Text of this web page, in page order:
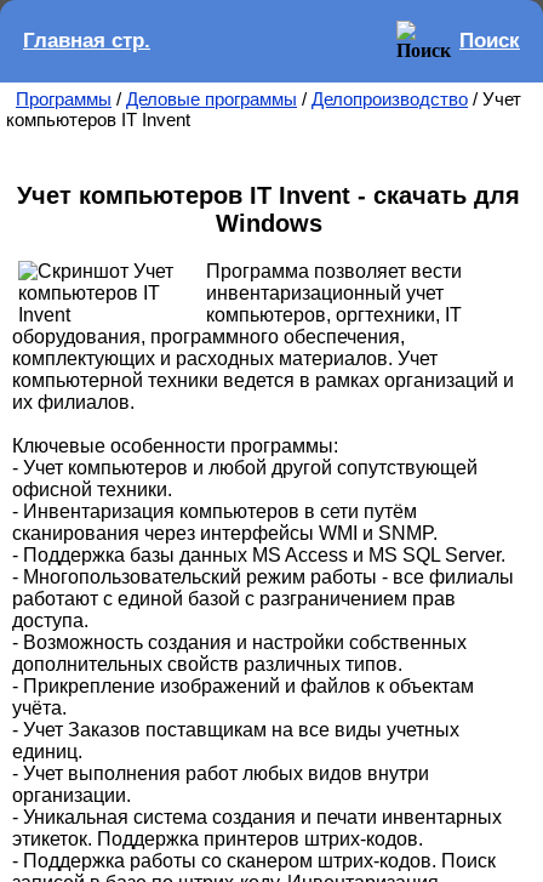
Главная стр. Поиск
Программы / Деловые программы / Делопроизводство / Учет
компьютеров IT Invent
Учет компьютеров IT Invent - скачать для
Windows
Программа позволяет вести
инвентаризационный учет
компьютеров, оргтехники, IT
оборудования, программного обеспечения,
комплектующих и расходных материалов. Учет
компьютерной техники ведется в рамках организаций и
их филиалов.
Ключевые особенности программы:
- Учет компьютеров и любой другой сопутствующей
офисной техники.
- Инвентаризация компьютеров в сети путём
сканирования через интерфейсы WMI и SNMP.
- Поддержка базы данных MS Access и MS SQL Server.
- Многопользовательский режим работы - все филиалы
работают с единой базой с разграничением прав
доступа.
- Возможность создания и настройки собственных
дополнительных свойств различных типов.
- Прикрепление изображений и файлов к объектам
учёта.
- Учет Заказов поставщикам на все виды учетных
единиц.
- Учет выполнения работ любых видов внутри
организации.
- Уникальная система создания и печати инвентарных
этикеток. Поддержка принтеров штрих-кодов.
- Поддержка работы со сканером штрих-кодов. Поиск